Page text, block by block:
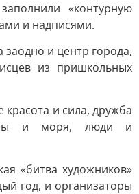
«контурную
и надписями.
заодно и центр города,
из пришкольных
красота и сила, дружба
и моря, люди и
«битва художников»
год, и организаторы